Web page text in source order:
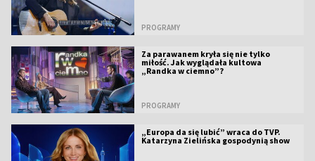
PROGRAMY
Za parawanem kryła się nie tylko
miłość. Jak wyglądała kultowa
„Randka w ciemno”?
PROGRAMY
„Europa da się lubić” wraca do TVP.
Katarzyna Zielińska gospodynią show